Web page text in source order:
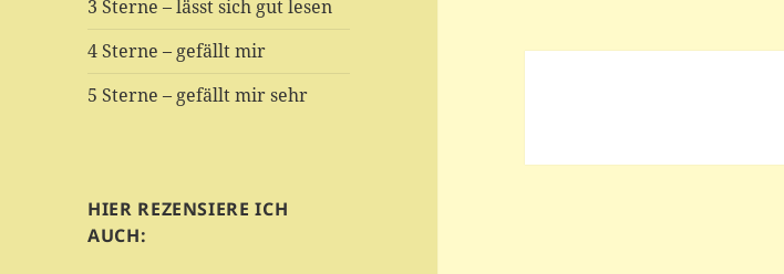
3 Sterne – lässt sich gut lesen
4 Sterne – gefällt mir
5 Sterne – gefällt mir sehr
HIER REZENSIERE ICH
AUCH: